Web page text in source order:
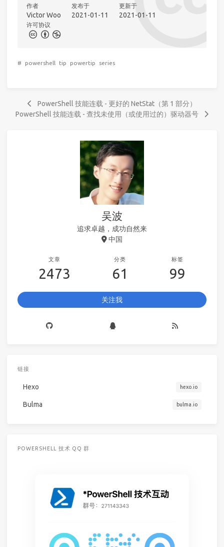
作者
Victor Woo
发布于
2021-01-11
更新于
2021-01-11
许可协议
# powershell tip powertip series
PowerShell 技能连载 - 更好的 NetStat（第 1 部分）
PowerShell 技能连载 - 查找未使用（或使用过的）驱动器号
吴波
追求卓越，成功自然来
中国
文章
2473
分类
61
标签
99
关注我
链接
Hexo hexo.io
Bulma bulma.io
POWERSHELL 技术 QQ 群